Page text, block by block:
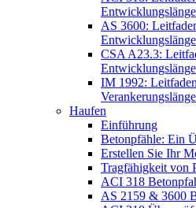
Entwicklungslänge
AS 3600:
Entwicklungslänge
CSA A23.3:
Entwicklungslänge
IM 1992:
Verankerungslänge
Haufen
Einführung
Betonpfähle: Ein
Erstellen Sie Ihr
Tragfähigkeit von
ACI 318
AS 2159 & 3600